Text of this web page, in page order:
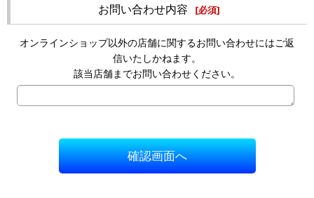
お問い合わせ内容 [必須]
オンラインショップ以外の店舗に関するお問い合わせにはご返
信いたしかねます。
該当店舗までお問い合わせください。
確認画面へ